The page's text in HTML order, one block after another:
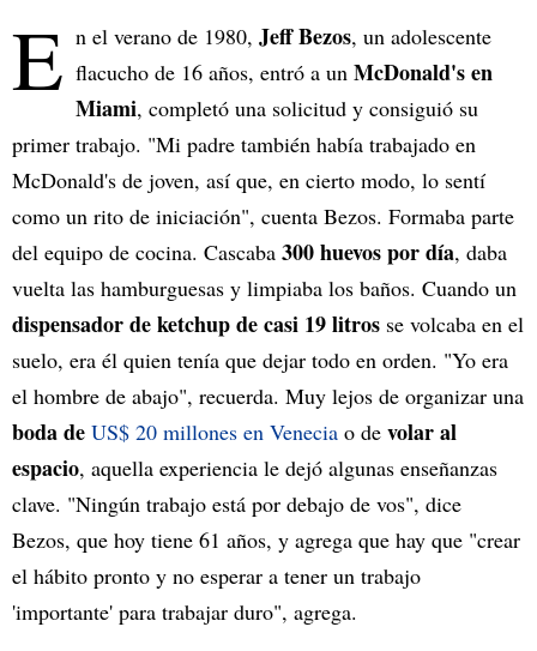
E n el verano de 1980, Jeff Bezos, un adolescente
flacucho de 16 años, entró a un McDonald's en
Miami, completó una solicitud y consiguió su
primer trabajo. "Mi padre también había trabajado en
McDonald's de joven, así que, en cierto modo, lo sentí
como un rito de iniciación", cuenta Bezos. Formaba parte
del equipo de cocina. Cascaba 300 huevos por día, daba
vuelta las hamburguesas y limpiaba los baños. Cuando un
dispensador de ketchup de casi 19 litros se volcaba en el
suelo, era él quien tenía que dejar todo en orden. "Yo era
el hombre de abajo", recuerda. Muy lejos de organizar una
boda de US$ 20 millones en Venecia o de volar al
espacio, aquella experiencia le dejó algunas enseñanzas
clave. "Ningún trabajo está por debajo de vos", dice
Bezos, que hoy tiene 61 años, y agrega que hay que "crear
el hábito pronto y no esperar a tener un trabajo
'importante' para trabajar duro", agrega.